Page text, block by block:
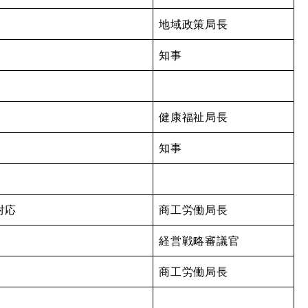
地域政策局長
知事
健康福祉局長
知事
応 商工労働局長
経営戦略審議官
商工労働局長